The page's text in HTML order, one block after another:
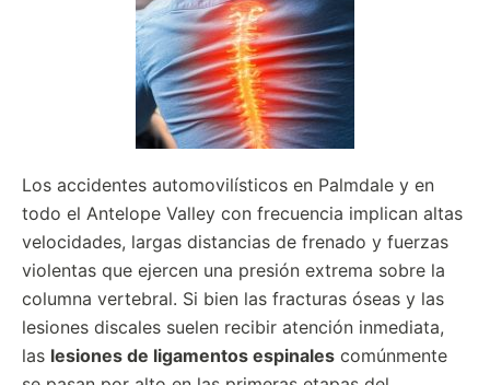
Los accidentes automovilísticos en Palmdale y en
todo el Antelope Valley con frecuencia implican altas
velocidades, largas distancias de frenado y fuerzas
violentas que ejercen una presión extrema sobre la
columna vertebral. Si bien las fracturas óseas y las
lesiones discales suelen recibir atención inmediata,
las lesiones de ligamentos espinales comúnmente